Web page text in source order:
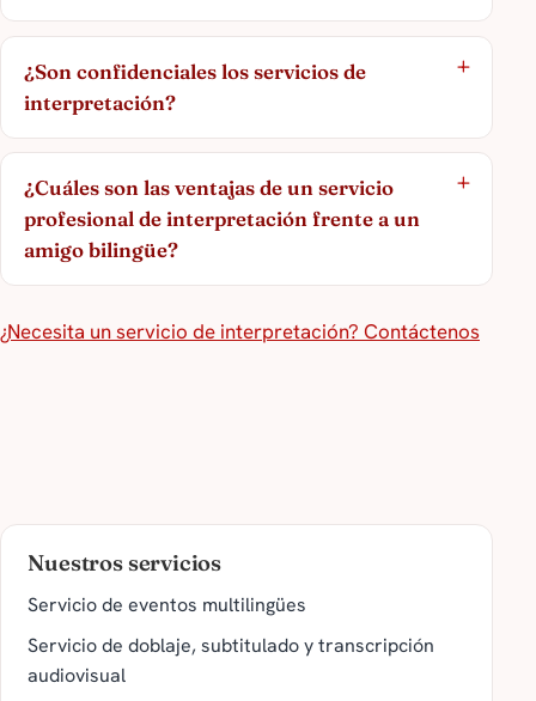
¿Son confidenciales los servicios de
interpretación?
¿Cuáles son las ventajas de un servicio
profesional de interpretación frente a un
amigo bilingüe?
¿Necesita un servicio de interpretación? Contáctenos
Nuestros servicios
Servicio de eventos multilingües
Servicio de doblaje, subtitulado y transcripción
audiovisual